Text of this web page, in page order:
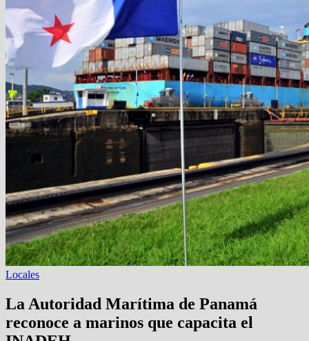
Locales
La Autoridad Marítima de Panamá
reconoce a marinos que capacita el